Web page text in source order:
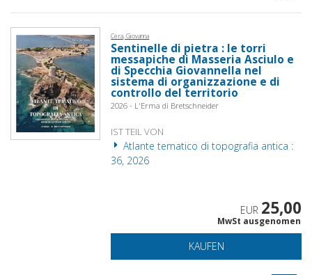
Cera, Giovanna
Sentinelle di pietra : le torri
messapiche di Masseria Asciulo e
di Specchia Giovannella nel
sistema di organizzazione e di
controllo del territorio
2026 - L'Erma di Bretschneider
IST TEIL VON
Atlante tematico di topografia antica :
36, 2026
EUR 25,00
MwSt ausgenomen
KAUFEN